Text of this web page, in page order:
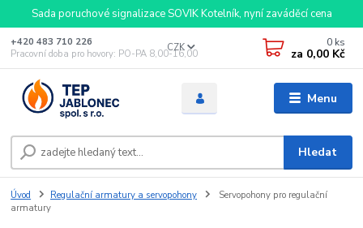
Sada poruchové signalizace SOVIK Kotelník, nyní zaváděcí cena
Menu
CZK
Hledat
+420 483 710 226
Pracovní doba pro hovory: PO-PA 8,00-16,00
0 ks
za 0,00 Kč
Úvod Regulační armatury a servopohony
Servopohony pro regulační
armatury